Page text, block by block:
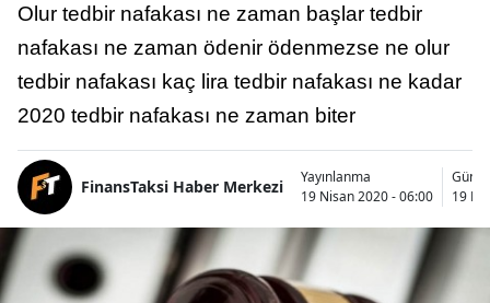
Olur tedbir nafakası ne zaman başlar tedbir
nafakası ne zaman ödenir ödenmezse ne olur
tedbir nafakası kaç lira tedbir nafakası ne kadar
2020 tedbir nafakası ne zaman biter
FinansTaksi Haber Merkezi
Yayınlanma
19 Nisan 2020 - 06:00
19